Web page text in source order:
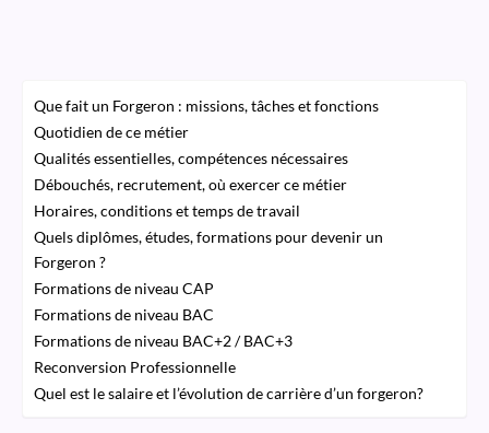
Que fait un Forgeron : missions, tâches et fonctions
Quotidien de ce métier
Qualités essentielles, compétences nécessaires
Débouchés, recrutement, où exercer ce métier
Horaires, conditions et temps de travail
Quels diplômes, études, formations pour devenir un
Forgeron ?
Formations de niveau CAP
Formations de niveau BAC
Formations de niveau BAC+2 / BAC+3
Reconversion Professionnelle
Quel est le salaire et l’évolution de carrière d’un forgeron?